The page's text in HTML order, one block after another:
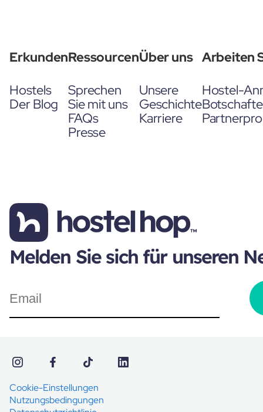
Erkunden
Hostels
Der Blog
Ressourcen
Sprechen
Sie mit uns
FAQs
Presse
Über uns
Unsere
Geschichte
Karriere
Arbeiten
Hostel-
Melden Sie sich für unseren
Cookie-Einstellungen
Nutzungsbedingungen